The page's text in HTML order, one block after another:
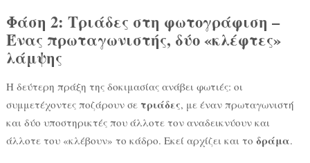
Φάση 2: Τριάδες στη φωτογράφιση –
Ένας πρωταγωνιστής, δύο «κλέφτες»
λάμψης
Η δεύτερη πράξη της δοκιμασίας ανάβει φωτιές: οι
συμμετέχοντες ποζάρουν σε τριάδες, με έναν πρωταγωνιστή
και δύο υποστηρικτές που άλλοτε τον αναδεικνύουν και
άλλοτε του «κλέβουν» το κάδρο. Εκεί αρχίζει και το δράμα.